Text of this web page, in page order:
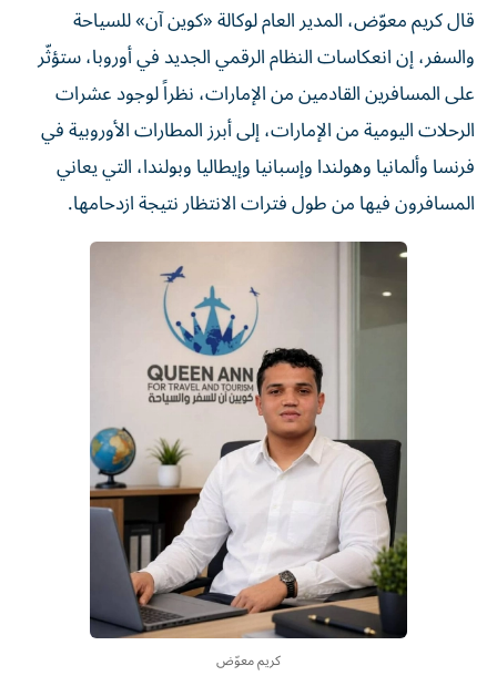
قال كريم معوّض، المدير العام لوكالة «كوين آن» للسياحة
والسفر، إن انعكاسات النظام الرقمي الجديد في أوروبا، ستؤثّر
على المسافرين القادمين من الإمارات، نظراً لوجود عشرات
الرحلات اليومية من الإمارات، إلى أبرز المطارات الأوروبية في
فرنسا وألمانيا وهولندا وإسبانيا وإيطاليا وبولندا، التي يعاني
المسافرون فيها من طول فترات الانتظار نتيجة ازدحامها.
كريم معوّض